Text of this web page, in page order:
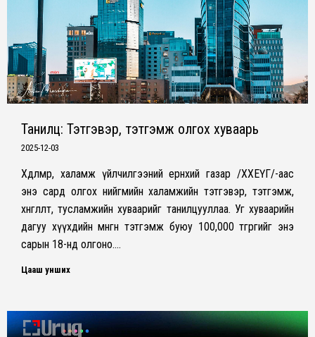
Танилц: Тэтгэвэр, тэтгэмж олгох хуваарь
2025-12-03
Хөдөлмөр, халамж үйлчилгээний ерөнхий газар /ХХЕҮГ/-аас
энэ сард олгох нийгмийн халамжийн тэтгэвэр, тэтгэмж,
хөнгөлөлт, тусламжийн хуваарийг танилцууллаа. Уг хуваарийн
дагуу хүүхдийн мөнгөн тэтгэмж буюу 100,000 төгрөгийг энэ
сарын 18-нд олгоно.…
Цааш унших